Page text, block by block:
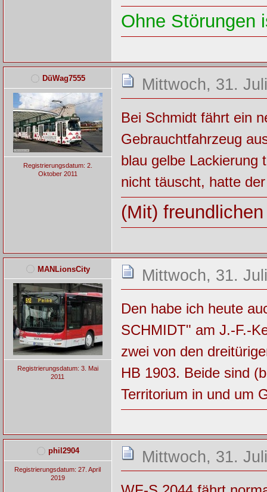
Ohne Störungen
DüWag7555
Registrierungsdatum: 2.
Oktober 2011
Mittwoch, 31.
Bei Schmidt fährt ein
Gebrauchtfahrzeug
blau gelbe Lackierung
nicht täuscht, hatte
(Mit)
MANLionsCity
Registrierungsdatum: 3. Mai
2011
Mittwoch, 31.
Den habe ich heute
SCHMIDT" am J.-F.-
zwei von den
HB 1903. Beide sind
Territorium in und um
phil2904
Registrierungsdatum: 27. April
2019
Mittwoch, 31.